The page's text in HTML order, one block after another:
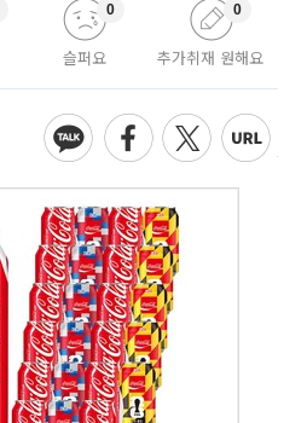
슬퍼요
0
추가취재 원해요
0